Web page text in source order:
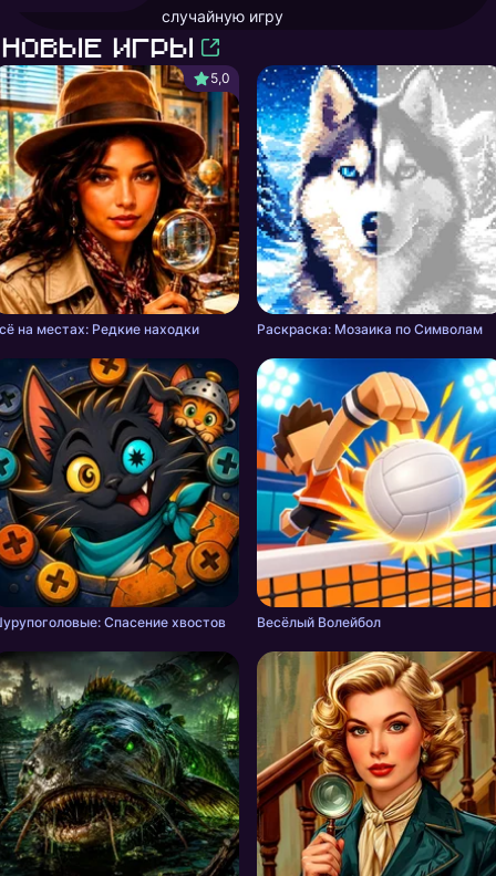
случайную игру
Новые игры
5,0
на местах: Редкие находки Раскраска: Мозаика по Символам
Спасение хвостов Весёлый Волейбол